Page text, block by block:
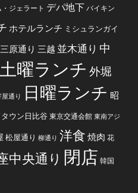
ジェラート デパ地下 バイキン
ホテルランチ ミシュランガイ
三原通り 三越 並木通り 中
土曜ランチ 外堀
屋通り 日曜ランチ 昭
ウン日比谷 東京交通会館 東南アジ
松屋通り 柳通り 洋食 焼肉 花
中央通り 閉店 韓国